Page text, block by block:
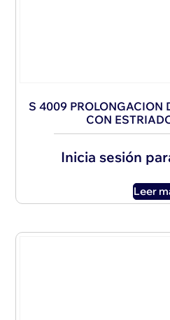
S 4009 PROLONGACION
CON
Inicia sesión
Leer